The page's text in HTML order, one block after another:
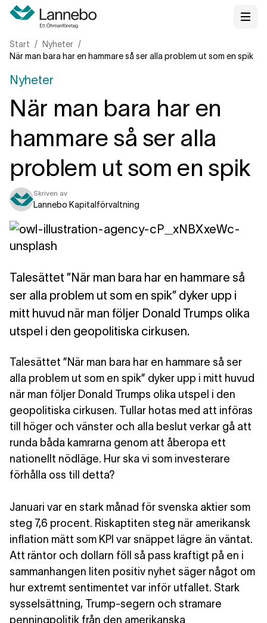
Start
Nyheter
När man bara har en hammare så ser alla problem ut som en spik
Nyheter
När man bara har en
hammare så ser alla
problem ut som en spik
Skriven av
Lannebo Kapitalförvaltning
Talesättet ”När man bara har en hammare så
ser alla problem ut som en spik” dyker upp i
mitt huvud när man följer Donald Trumps olika
utspel i den geopolitiska cirkusen.
Talesättet ”När man bara har en hammare så ser
alla problem ut som en spik” dyker upp i mitt huvud
när man följer Donald Trumps olika utspel i den
geopolitiska cirkusen. Tullar hotas med att införas
till höger och vänster och alla beslut verkar gå att
runda båda kamrarna genom att åberopa ett
nationellt nödläge. Hur ska vi som investerare
förhålla oss till detta?
Januari var en stark månad för svenska aktier som
steg 7,6 procent. Riskaptiten steg när amerikansk
inflation mätt som KPI var snäppet lägre än väntat.
Att räntor och dollarn föll så pass kraftigt på en i
sammanhangen liten positiv nyhet säger något om
hur extremt sentimentet var inför utfallet. Stark
sysselsättning, Trump-segern och stramare
penningpolitik från den amerikanska